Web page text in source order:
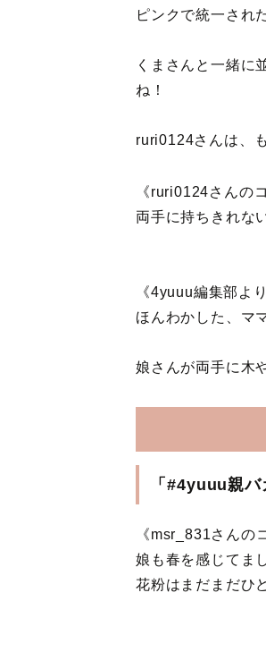
ピンクで統一され
くまさんと一緒に
ね！
ruri0124さんは、
《ruri0124さんの
両手に持ちきれな
《4yuuu編集部よ
ほんわかした、マ
娘さんが両手に木
「#4yuuu親
《msr_831さんの
娘も春を感じてま
花粉はまだまだひ